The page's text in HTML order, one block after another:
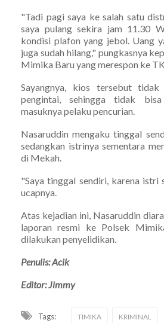
"Tadi pagi saya ke salah satu
saya pulang sekira jam 11.30
kondisi plafon yang jebol. Uang
juga sudah hilang," pungkasnya
Mimika Baru yang merespon ke
Sayangnya, kios tersebut tidak
pengintai, sehingga tidak
masuknya pelaku pencurian.
Nasaruddin mengaku tinggal
sedangkan istrinya sementara
di Mekah.
"Saya tinggal sendiri, karena istri
ucapnya.
Atas kejadian ini, Nasaruddin
laporan resmi ke Polsek
dilakukan penyelidikan.
Penulis: Acik
Editor: Jimmy
Tags: TIMIKA KRIMINAL